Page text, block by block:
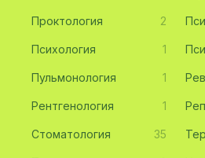
Проктология 2
Психология 1
Пульмонология 1
Рентгенология 1
Стоматология 35